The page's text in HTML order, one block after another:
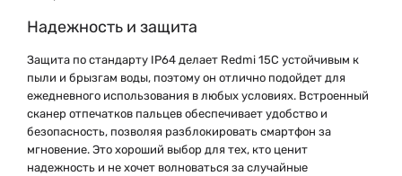
Надежность и защита
Защита по стандарту IP64 делает Redmi 15C устойчивым к
пыли и брызгам воды, поэтому он отлично подойдет для
ежедневного использования в любых условиях. Встроенный
сканер отпечатков пальцев обеспечивает удобство и
безопасность, позволяя разблокировать смартфон за
мгновение. Это хороший выбор для тех, кто ценит
надежность и не хочет волноваться за случайные